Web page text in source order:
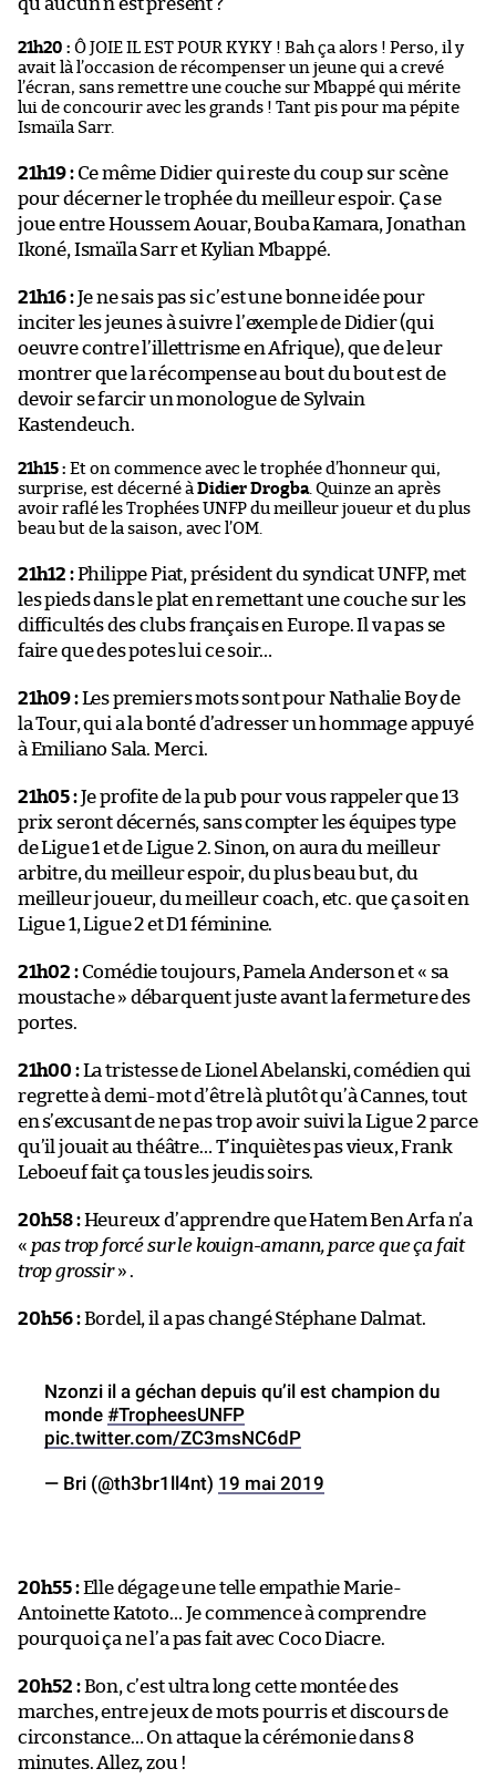
21h20 : Ô JOIE IL EST POUR KYKY ! Bah ça alors ! Perso, il y
avait là l’occasion de récompenser un jeune qui a crevé
l’écran, sans remettre une couche sur Mbappé qui mérite
lui de concourir avec les grands ! Tant pis pour ma pépite
Ismaïla Sarr.
21h19 :Ce même Didier qui reste du coup sur scène
pour décerner le trophée du meilleur espoir. Ça se
joue entre Houssem Aouar, Bouba Kamara, Jonathan
Ikoné, Ismaïla Sarr et Kylian Mbappé.
21h16 :Je ne sais pas si c’est une bonne idée pour
inciter les jeunes à suivre l’exemple de Didier (qui
oeuvre contre l’illettrisme en Afrique), que de leur
montrer que la récompense au bout du bout est de
devoir se farcir un monologue de Sylvain
Kastendeuch.
21h15 : Et on commence avec le trophée d’honneur qui,
surprise, est décerné à Didier Drogba. Quinze an après
avoir raflé les Trophées UNFP du meilleur joueur et du plus
beau but de la saison, avec l’OM.
21h12 :Philippe Piat, président du syndicat UNFP, met
les pieds dans le plat en remettant une couche sur les
difficultés des clubs français en Europe. Il va pas se
faire que des potes lui ce soir…
21h09 :Les premiers mots sont pour Nathalie Boy de
la Tour, qui a la bonté d’adresser un hommage appuyé
à Emiliano Sala. Merci.
21h05 :Je profite de la pub pour vous rappeler que 13
prix seront décernés, sans compter les équipes type
de Ligue 1 et de Ligue 2. Sinon, on aura du meilleur
arbitre, du meilleur espoir, du plus beau but, du
meilleur joueur, du meilleur coach, etc. que ça soit en
Ligue 1, Ligue 2 et D1 féminine.
21h02 :Comédie toujours, Pamela Anderson et « sa
moustache » débarquent juste avant la fermeture des
portes.
21h00 :La tristesse de Lionel Abelanski, comédien qui
regrette à demi-mot d’être là plutôt qu’à Cannes, tout
en s’excusant de ne pas trop avoir suivi la Ligue 2 parce
qu’il jouait au théâtre… T’inquiètes pas vieux, Frank
Leboeuf fait ça tous les jeudis soirs.
20h58 :Heureux d’apprendre que Hatem Ben Arfa n’a
« pas trop forcé sur le kouign-amann, parce que ça fait
trop grossir» .
20h56 :Bordel, il a pas changé Stéphane Dalmat.
Nzonzi il a géchan depuis qu’il est champion du
monde #TropheesUNFP
pic.twitter.com/ZC3msNC6dP
— Bri (@th3br1ll4nt) 19 mai 2019
20h55 :Elle dégage une telle empathie Marie-
Antoinette Katoto… Je commence à comprendre
pourquoi ça ne l’a pas fait avec Coco Diacre.
20h52 :Bon, c’est ultra long cette montée des
marches, entre jeux de mots pourris et discours de
circonstance… On attaque la cérémonie dans 8
minutes. Allez, zou !